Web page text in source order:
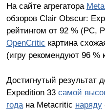
На сайте агрегатора
обзоров Clair Obscur:
рейтингом от 92 % (PC,
OpenCritic картина
(игру рекомендуют 96 %
Достигнутый результат
Expedition 33 самой
годана Metacritic наряду